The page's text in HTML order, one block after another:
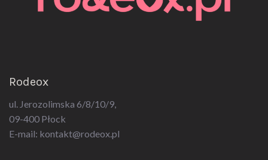
Rodeox
ul. Jerozolimska 6/8/10/9,
09-400 Płock
E-mail: kontakt@rodeox.pl